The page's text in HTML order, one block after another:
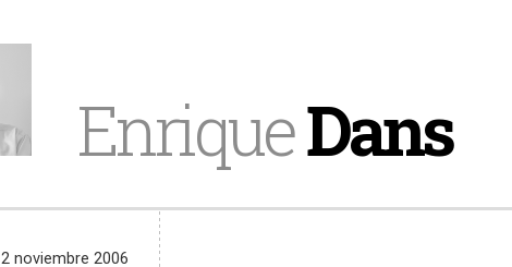
EnriqueDans
2 noviembre 2006